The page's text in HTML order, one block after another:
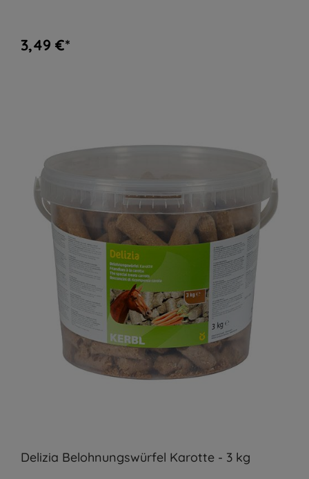
3,49 €*
Delizia Belohnungswürfel Karotte - 3 kg